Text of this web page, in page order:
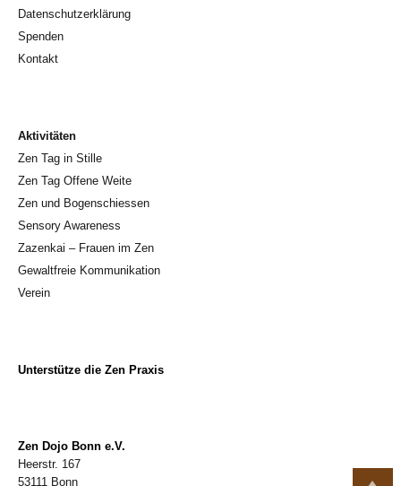
Datenschutzerklärung
Spenden
Kontakt
Aktivitäten
Zen Tag in Stille
Zen Tag Offene Weite
Zen und Bogenschiessen
Sensory Awareness
Zazenkai – Frauen im Zen
Gewaltfreie Kommunikation
Verein
Unterstütze die Zen Praxis
Zen Dojo Bonn e.V.
Heerstr. 167
53111 Bonn